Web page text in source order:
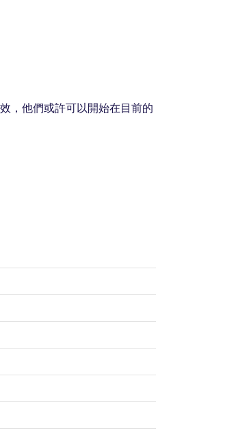
，他們或許可以開始在目前的